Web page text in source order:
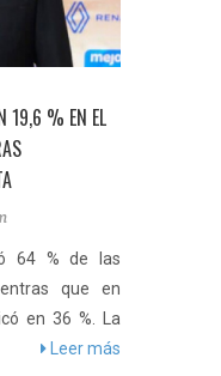
19,6 % EN EL
64 % de las
que en
en 36 %. La
Leer más